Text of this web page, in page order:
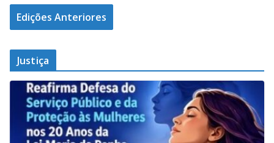
Edições Anteriores
Justiça